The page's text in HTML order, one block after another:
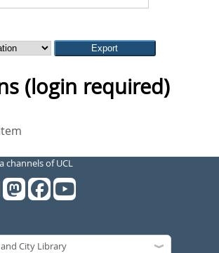
(login required)
channels of UCL